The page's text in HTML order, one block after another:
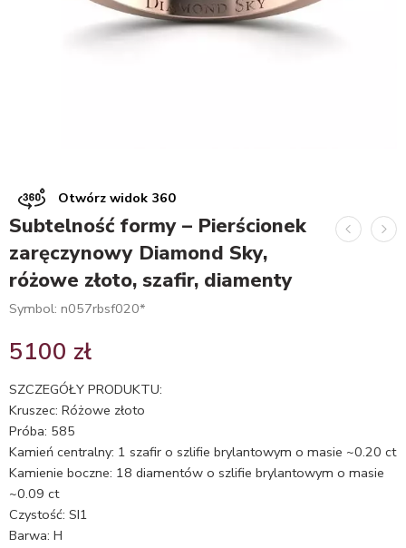
Otwórz widok 360
Subtelność formy – Pierścionek
zaręczynowy Diamond Sky,
różowe złoto, szafir, diamenty
Symbol: n057rbsf020*
5100 zł
SZCZEGÓŁY PRODUKTU:
Kruszec: Różowe złoto
Próba: 585
Kamień centralny: 1 szafir o szlifie brylantowym o masie ~0.20 ct
Kamienie boczne: 18 diamentów o szlifie brylantowym o masie
~0.09 ct
Czystość: SI1
Barwa: H